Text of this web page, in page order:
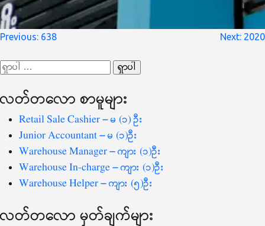
စာမူ
ပြ
Previous: 638 Next: 2020
ရှာ
စကားလုံး
လတ်တ‌လော စာမူများ
Retail Sale Cashier – မ (၁) ဦး
Junior Accountant – မ (၁)ဦး
Warehouse Manager – ကျား (၁)ဦး
Warehouse In-charge – ကျား (၁)ဦး
Warehouse Helper – ကျား (၅)ဦး
လတ်တ‌လော မှတ်ချက်များ